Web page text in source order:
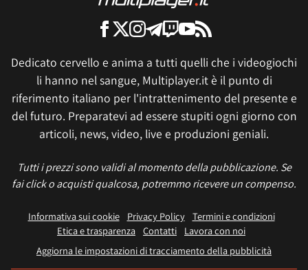
Dedicato cervello e anima a tutti quelli che i videogiochi
li hanno nel sangue, Multiplayer.it è il punto di
riferimento italiano per l'intrattenimento del presente e
del futuro. Preparatevi ad essere stupiti ogni giorno con
articoli, news, video, live e produzioni geniali.
Tutti i prezzi sono validi al momento della pubblicazione. Se
fai click o acquisti qualcosa, potremmo ricevere un compenso.
Informativa sui cookie Privacy Policy
Termini e condizioni
Etica e trasparenza Contatti
Lavora con noi
Aggiorna le impostazioni di tracciamento della pubblicità